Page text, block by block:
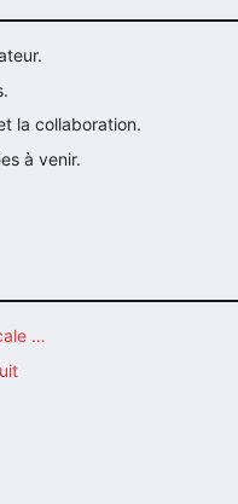
la collaboration.
à venir.
…